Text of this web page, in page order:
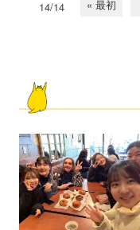
14/14 « 最初